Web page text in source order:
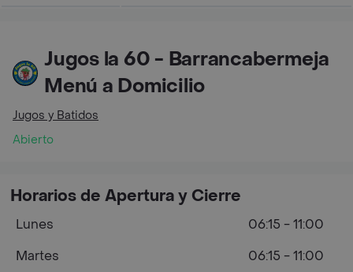
Jugos la 60 - Barrancabermeja
Menú a Domicilio
Jugos y Batidos
Abierto
Horarios de Apertura y Cierre
Lunes
06:15 - 11:00
Martes
06:15 - 11:00